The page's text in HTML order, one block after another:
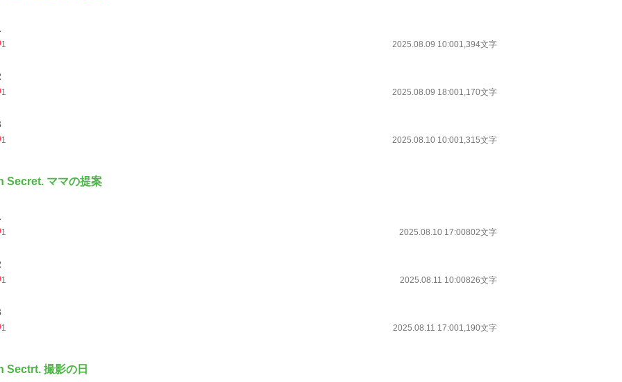
1 2025.08.09 10:001,394文字
1 2025.08.09 18:001,170文字
1 2025.08.10 10:001,315文字
Secret. ママの提案
1 2025.08.10 17:00802文字
1 2025.08.11 10:00826文字
1 2025.08.11 17:001,190文字
Sectrt. 撮影の日